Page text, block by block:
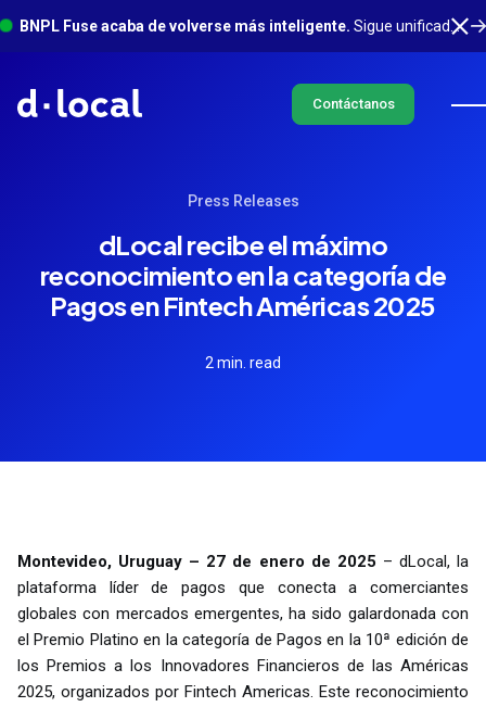
BNPL Fuse acaba de volverse más inteligente. Sigue unificado en un solo lugar, con mucho más sucediendo en segundo plano. Conoce más
Contáctanos
Press Releases
dLocal recibe el máximo
reconocimiento en la categoría de
Pagos en Fintech Américas 2025
2 min. read
Montevideo, Uruguay – 27 de enero de 2025 – dLocal, la
plataforma líder de pagos que conecta a comerciantes
globales con mercados emergentes, ha sido galardonada con
el Premio Platino en la categoría de Pagos en la 10ª edición de
los Premios a los Innovadores Financieros de las Américas
2025, organizados por Fintech Americas. Este reconocimiento